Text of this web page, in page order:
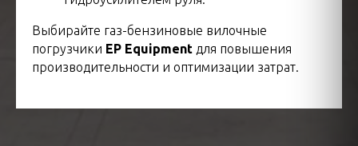
Выбирайте газ-бензиновые вилочные
погрузчики EP Equipment для повышения
производительности и оптимизации затрат.